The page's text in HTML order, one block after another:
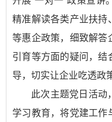
精准解读各类产业扶持
等惠企政策，细致解答
引育等方面的疑问，结
导，切实让企业吃透政
此次主题党日活动
学习教育，将党建工作